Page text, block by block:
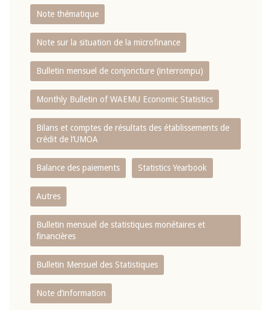
Note thématique
Note sur la situation de la microfinance
Bulletin mensuel de conjoncture (interrompu)
Monthly Bulletin of WAEMU Economic Statistics
Bilans et comptes de résultats des établissements de
crédit de l‘UMOA
Balance des paiements Statistics Yearbook
Autres
Bulletin mensuel de statistiques monétaires et
financières
Bulletin Mensuel des Statistiques
Note d’information